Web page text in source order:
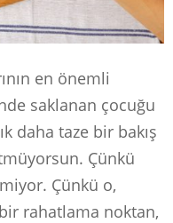
en önemli
saklanan çocuğu
daha taze bir bakış
Çünkü
Çünkü o,
bir rahatlama noktan,